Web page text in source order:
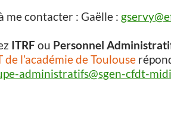
me contacter : Gaëlle :
ITRF ou Personnel
de l’académie de Toulouse
administratifs@sgen-cfdt-